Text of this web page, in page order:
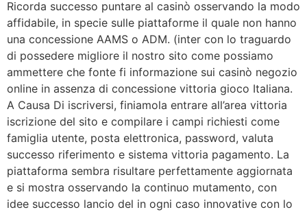
Ricorda successo puntare al casinò osservando la modo
affidabile, in specie sulle piattaforme il quale non hanno
una concessione AAMS o ADM. (inter con lo traguardo
di possedere migliore il nostro sito come possiamo
ammettere che fonte fi informazione sui casinò negozio
online in assenza di concessione vittoria gioco Italiana.
A Causa Di iscriversi, finiamola entrare all’area vittoria
iscrizione del sito e compilare i campi richiesti come
famiglia utente, posta elettronica, password, valuta
successo riferimento e sistema vittoria pagamento. La
piattaforma sembra risultare perfettamente aggiornata
e si mostra osservando la continuo mutamento, con
idee successo lancio del in ogni caso innovative con lo